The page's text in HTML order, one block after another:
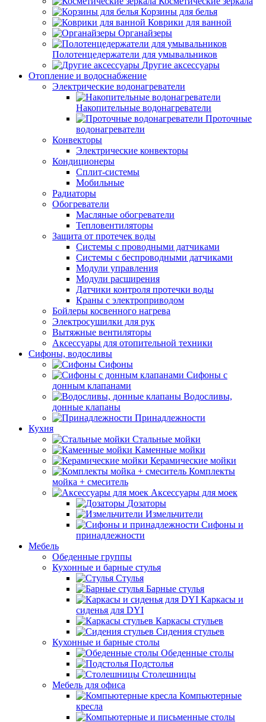
Корзины для белья
Коврики для ванной
Органайзеры
Полотенцедержатели для умывальников
Другие аксессуары
Отопление и водоснабжение
Электрические водонагреватели
Накопительные водонагреватели
Проточные
водонагреватели
Конвекторы
Электрические конвекторы
Кондиционеры
Сплит-системы
Мобильные
Радиаторы
Обогреватели
Масляные обогреватели
Тепловентиляторы
Защита от протечек воды
Системы с проводными датчиками
Системы с беспроводными датчиками
Модули управления
Модули расширения
Датчики контроля протечки воды
Краны с электроприводом
Бойлеры косвенного нагрева
Электросушилки для рук
Вытяжные вентиляторы
Аксессуары для отопительной техники
Сифоны, водосливы
Сифоны
Сифоны с
донным клапанами
Водосливы,
донные клапаны
Принадлежности
Кухня
Стальные мойки
Каменные мойки
Керамические мойки
Комплекты
мойка + смеситель
Аксессуары для моек
Дозаторы
Измельчители
Сифоны и
принадлежности
Мебель
Обеденные группы
Кухонные и барные стулья
Стулья
Барные стулья
Каркасы и
сиденья для DYI
Каркасы стульев
Сидения стульев
Кухонные и барные столы
Обеденные столы
Подстолья
Столешницы
Мебель для офиса
Компьютерные
кресла